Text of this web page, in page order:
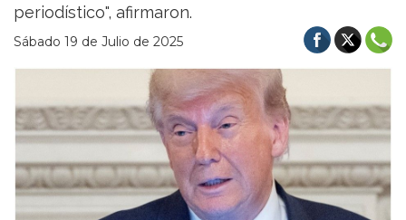
periodístico", afirmaron.
Sábado 19 de Julio de 2025